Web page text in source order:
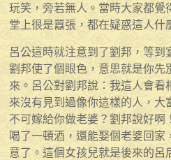
玩笑，旁若無人。當時大家都覺
堂上很是囂張，都在疑惑這人什
呂公這時就注意到了劉邦，等
劉邦使了個眼色，意思就是你先
來。呂公對劉邦說：我這人會
來沒有見到過像你這樣的人，
不可嫁給你做老婆？劉邦說好啊
喝了一頓酒，還能娶個老婆回家
意了。這個女孩兒就是後來的呂